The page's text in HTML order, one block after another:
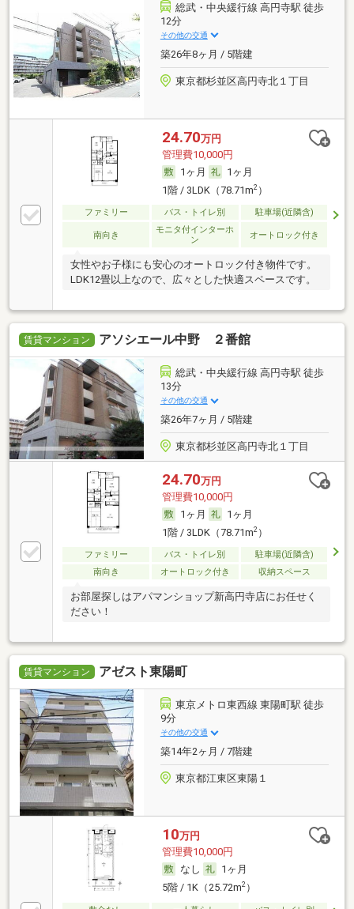
総武・中央緩行線 高円寺駅 徒歩
12分
その他の交通
築26年8ヶ月 / 5階建
東京都杉並区高円寺北１丁目
24.70万円
管理費10,000円
1ヶ月
1ヶ月
1階 / 3LDK（78.71m2）
ファミリー バス・トイレ別 駐車場(近隣含)
南向き
モニタ付インターホ
ン
オートロック付き
女性やお子様にも安心のオートロック付き物件です。
LDK12畳以上なので、広々とした快適スペースです。
賃貸マンション アソシエール中野 ２番館
総武・中央緩行線 高円寺駅 徒歩
13分
その他の交通
築26年7ヶ月 / 5階建
東京都杉並区高円寺北１丁目
24.70万円
管理費10,000円
1ヶ月
1ヶ月
1階 / 3LDK（78.71m2）
ファミリー バス・トイレ別
駐車場(近隣含)
南向き
オートロック付き 収納スペース
お部屋探しはアパマンショップ新高円寺店にお任せく
ださい！
賃貸マンション アゼスト東陽町
東京メトロ東西線 東陽町駅 徒歩
9分
その他の交通
築14年2ヶ月 / 7階建
東京都江東区東陽１
10万円
管理費10,000円
なし
1ヶ月
5階 / 1K（25.72m2）